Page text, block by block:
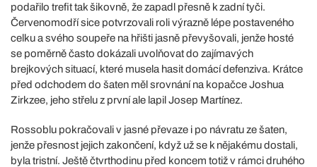
podařilo trefit tak šikovně, že zapadl přesně k zadní tyči.
Červenomodří sice potvrzovali roli výrazně lépe postaveného
celku a svého soupeře na hřišti jasně převyšovali, jenže hosté
se poměrně často dokázali uvolňovat do zajímavých
brejkových situací, které musela hasit domácí defenziva. Krátce
před odchodem do šaten měl srovnání na kopačce Joshua
Zirkzee, jeho střelu z první ale lapil Josep Martínez.
Rossoblu pokračovali v jasné převaze i po návratu ze šaten,
jenže přesnost jejich zakončení, když už se k nějakému dostali,
byla tristní. Ještě čtvrthodinu před koncem totiž v rámci druhého